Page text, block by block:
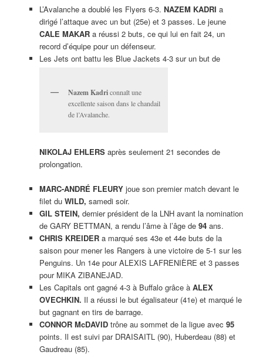
L’Avalanche a doublé les Flyers 6-3. NAZEM KADRI a
dirigé l’attaque avec un but (25e) et 3 passes. Le jeune
CALE MAKARa réussi 2 buts, ce qui lui en fait 24, un
record d’équipe pour un défenseur.
Les Jets ont battu les Blue Jackets 4-3 sur un but de
Nazem Kadriconnaît une
excellente saison dans le chandail
de l’Avalanche.
NIKOLAJ EHLERSaprès seulement 21 secondes de
prolongation.
MARC-ANDRÉ FLEURYjoue son premier match devant le
filet du WILD, samedi soir.
GIL STEIN, dernier président de la LNH avant la nomination
de GARY BETTMAN, a rendu l’âme à l’âge de 94ans.
CHRIS KREIDER a marqué ses 43e et 44e buts de la
saison pour mener les Rangers à une victoire de 5-1 sur les
Penguins. Un 14e pour ALEXIS LAFRENIÈRE et 3 passes
pour MIKA ZIBANEJAD.
Les Capitals ont gagné 4-3 à Buffalo grâce à ALEX
OVECHKIN. Il a réussi le but égalisateur (41e) et marqué le
but gagnant en tirs de barrage.
CONNOR McDAVIDtrône au sommet de la ligue avec 95
points. Il est suivi par DRAISAITL (90), Huberdeau (88) et
Gaudreau (85).